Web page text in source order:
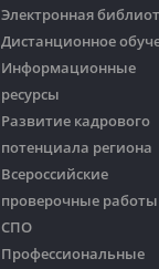
Электронная
Дистанционное
Информационные
ресурсы
Развитие кадрового
потенциала региона
Всероссийские
проверочные работы
СПО
Профессиональные